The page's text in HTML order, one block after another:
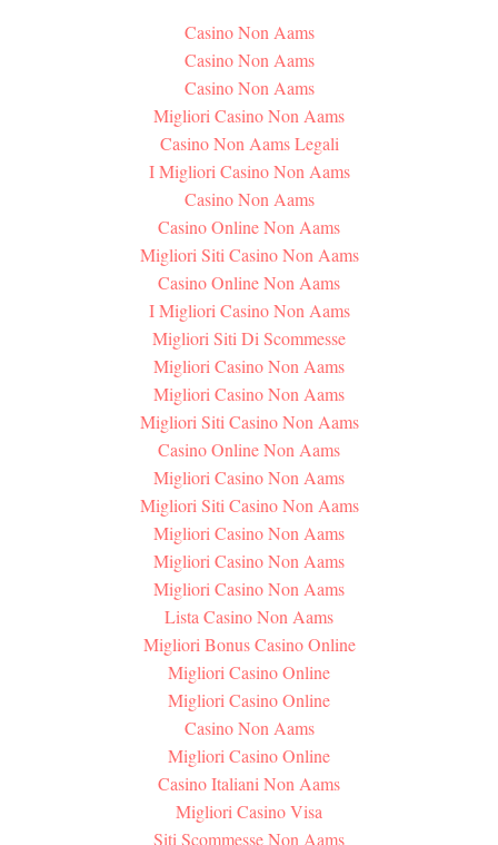
Casino Non Aams
Casino Non Aams
Casino Non Aams
Migliori Casino Non Aams
Casino Non Aams Legali
I Migliori Casino Non Aams
Casino Non Aams
Casino Online Non Aams
Migliori Siti Casino Non Aams
Casino Online Non Aams
I Migliori Casino Non Aams
Migliori Siti Di Scommesse
Migliori Casino Non Aams
Migliori Casino Non Aams
Migliori Siti Casino Non Aams
Casino Online Non Aams
Migliori Casino Non Aams
Migliori Siti Casino Non Aams
Migliori Casino Non Aams
Migliori Casino Non Aams
Migliori Casino Non Aams
Lista Casino Non Aams
Migliori Bonus Casino Online
Migliori Casino Online
Migliori Casino Online
Casino Non Aams
Migliori Casino Online
Casino Italiani Non Aams
Migliori Casino Visa
Siti Scommesse Non Aams